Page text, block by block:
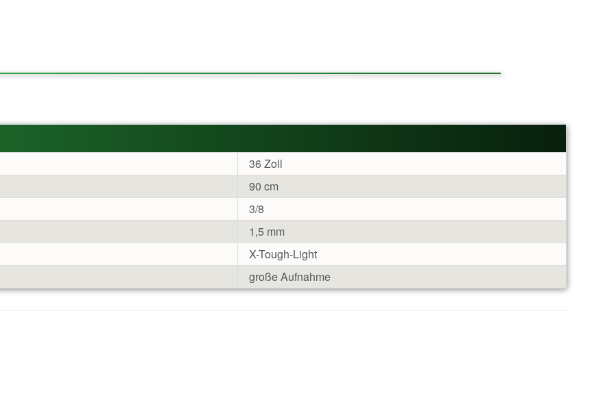
36 Zoll
90 cm
3/8
1,5 mm
X-Tough-Light
große Aufnahme